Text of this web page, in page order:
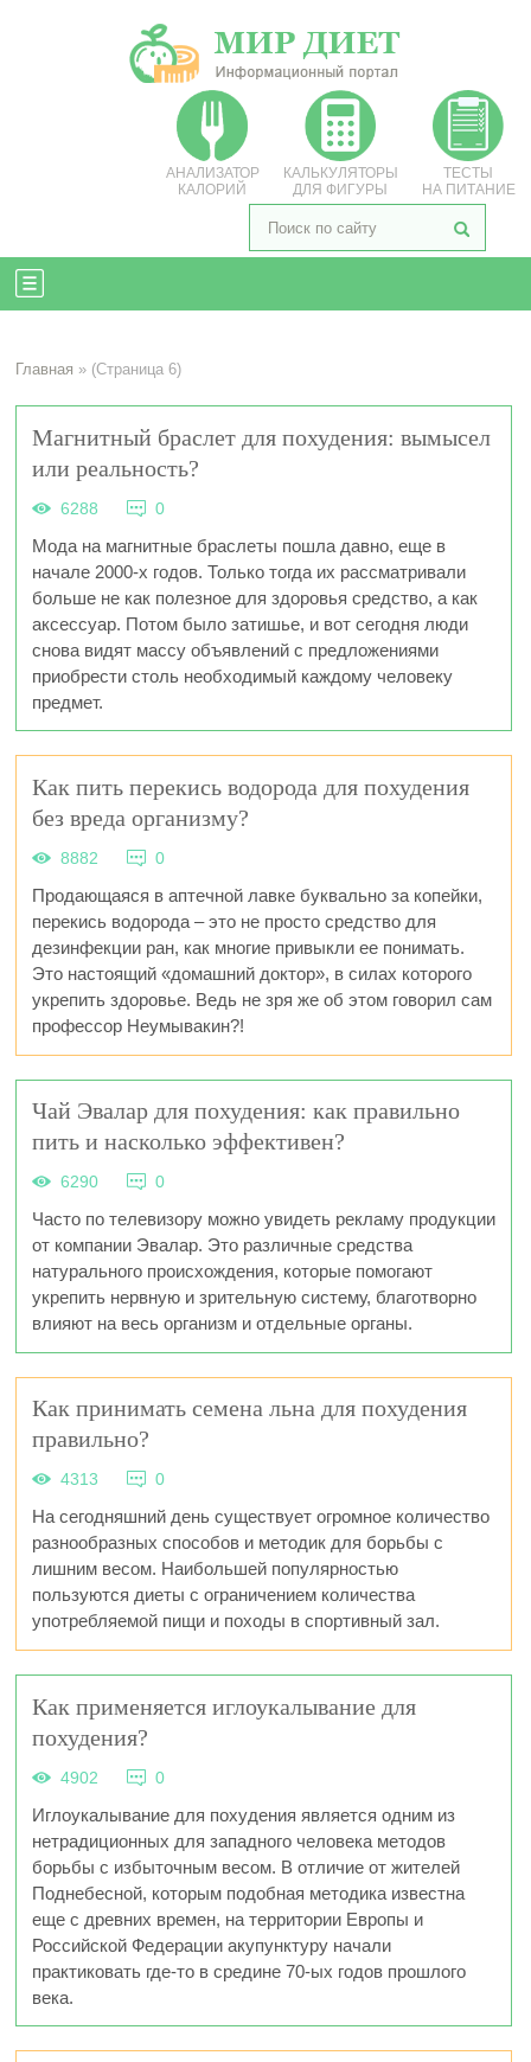
АНАЛИЗАТОР
КАЛОРИЙ
КАЛЬКУЛЯТОРЫ
ДЛЯ ФИГУРЫ
ТЕСТЫ
НА ПИТАНИЕ
Главная » (Страница 6)
Магнитный браслет для похудения: вымысел
или реальность?
6288 0
Мода на магнитные браслеты пошла давно, еще в
начале 2000-х годов. Только тогда их рассматривали
больше не как полезное для здоровья средство, а как
аксессуар. Потом было затишье, и вот сегодня люди
снова видят массу объявлений с предложениями
приобрести столь необходимый каждому человеку
предмет.
Как пить перекись водорода для похудения
без вреда организму?
8882 0
Продающаяся в аптечной лавке буквально за копейки,
перекись водорода – это не просто средство для
дезинфекции ран, как многие привыкли ее понимать.
Это настоящий «домашний доктор», в силах которого
укрепить здоровье. Ведь не зря же об этом говорил сам
профессор Неумывакин?!
Чай Эвалар для похудения: как правильно
пить и насколько эффективен?
6290 0
Часто по телевизору можно увидеть рекламу продукции
от компании Эвалар. Это различные средства
натурального происхождения, которые помогают
укрепить нервную и зрительную систему, благотворно
влияют на весь организм и отдельные органы.
Как принимать семена льна для похудения
правильно?
4313 0
На сегодняшний день существует огромное количество
разнообразных способов и методик для борьбы с
лишним весом. Наибольшей популярностью
пользуются диеты с ограничением количества
употребляемой пищи и походы в спортивный зал.
Как применяется иглоукалывание для
похудения?
4902 0
Иглоукалывание для похудения является одним из
нетрадиционных для западного человека методов
борьбы с избыточным весом. В отличие от жителей
Поднебесной, которым подобная методика известна
еще с древних времен, на территории Европы и
Российской Федерации акупунктуру начали
практиковать где-то в средине 70-ых годов прошлого
века.